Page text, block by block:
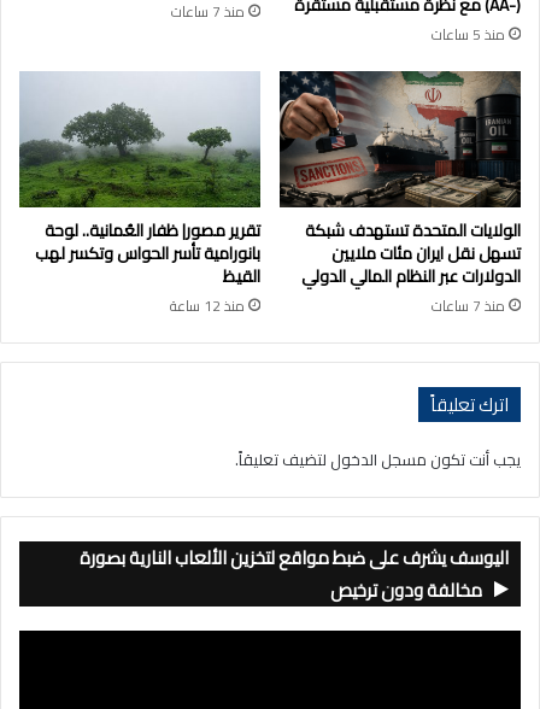
منذ 5 ساعات
منذ 7 ساعات
الولايات المتحدة تستهدف شبكة
تسهل نقل ايران مئات ملايين
الدولارات عبر النظام المالي الدولي
منذ 7 ساعات
تقرير مصور| ظفار العُمانية.. لوحة
بانورامية تأسر الحواس وتكسر لهب
القيظ
منذ 12 ساعة
اترك تعليقاً
يجب أنت تكون مسجل الدخول لتضيف تعليقاً.
اليوسف يشرف على ضبط مواقع لتخزين الألعاب النارية بصورة
مخالفة ودون ترخيص